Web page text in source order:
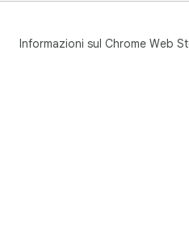
Informazioni sul Chrome Web